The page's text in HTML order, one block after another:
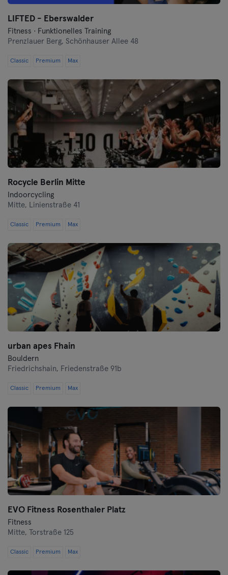
LIFTED - Eberswalder
Fitness · Funktionelles Training
Prenzlauer Berg, Schönhauser Allee 48
Classic Premium Max
Rocycle Berlin Mitte
Indoorcycling
Mitte, Linienstraße 41
Classic Premium Max
urban apes Fhain
Bouldern
Friedrichshain, Friedenstraße 91b
Classic Premium Max
EVO Fitness Rosenthaler Platz
Fitness
Mitte,
Torstraße 125
Classic Premium Max
Nürnberg
Oberhausen
Potsdam
Ravensburg
Regensburg
Reutlingen
Rostock
Schwerin
Siegen
Straubing
Stuttgart
Wiesbaden
Wolfsburg
Wuppertal
Würzburg